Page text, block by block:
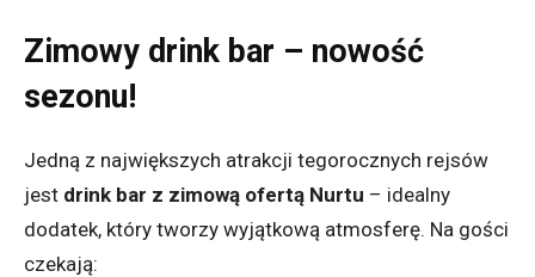
Zimowy drink bar – nowość
sezonu!
Jedną z największych atrakcji tegorocznych rejsów
jest drink bar z zimową ofertą Nurtu – idealny
dodatek, który tworzy wyjątkową atmosferę. Na gości
czekają: